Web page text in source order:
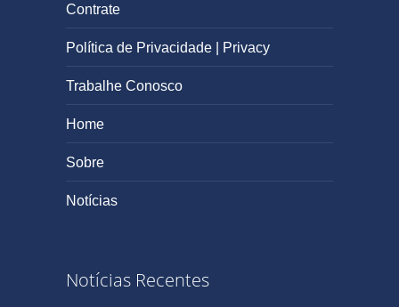
Contrate
Política de Privacidade | Privacy
Trabalhe Conosco
Home
Sobre
Notícias
Notícias Recentes